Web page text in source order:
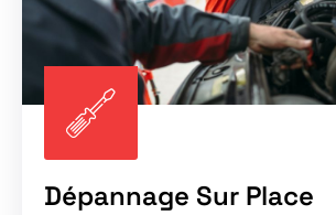
Dépannage Sur Place